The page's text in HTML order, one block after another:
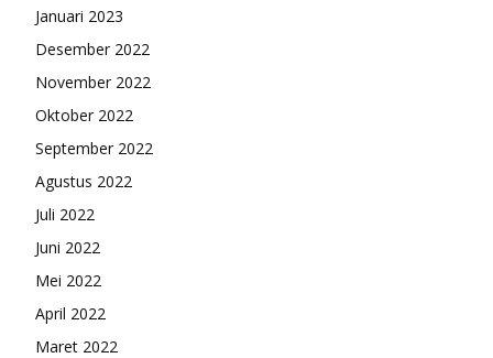
Januari 2023
Desember 2022
November 2022
Oktober 2022
September 2022
Agustus 2022
Juli 2022
Juni 2022
Mei 2022
April 2022
Maret 2022